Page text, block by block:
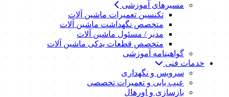
مسیرهای آموزشی
تکنسین تعمیرات ماشین آلات
متخصص نگهداشت ماشین آلات
مدیر / مسئول ماشین آلات
متخصص قطعات یدکی ماشین آلات
گواهینامه آموزشی
خدمات فنی
سرویس و نگهداری
عیب یابی و تعمیرات تخصصی
بازسازی و اورهال